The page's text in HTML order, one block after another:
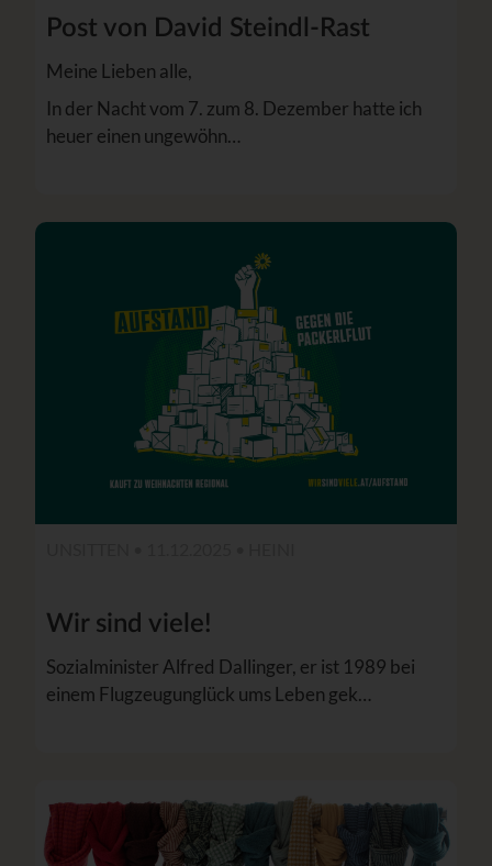
Post von David Steindl-Rast
Meine Lieben alle,
In der Nacht vom 7. zum 8. Dezember hatte ich
heuer einen ungewöhn…
Wir sind viele!
Sozialminister Alfred Dallinger, er ist 1989 bei
einem Flugzeugunglück ums Leben gek…